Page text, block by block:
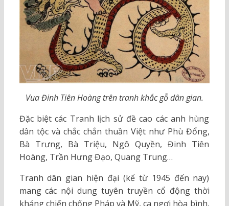
Vua Đinh Tiên Hoàng trên tranh khắc gỗ dân gian.
Đặc biệt các Tranh lịch sử đề cao các anh hùng
dân tộc và chắc chắn thuần Việt như Phù Đổng,
Bà Trưng, Bà Triệu, Ngô Quyền, Đinh Tiên
Hoàng, Trần Hưng Đạo, Quang Trung…
Tranh dân gian hiện đại (kể từ 1945 đến nay)
mang các nội dung tuyên truyền cổ động thời
kháng chiến chống Pháp và Mỹ, ca ngợi hòa bình,